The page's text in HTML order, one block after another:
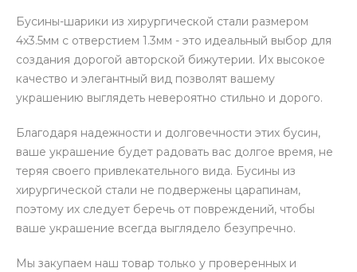
Бусины-шарики из хирургической стали размером
4х3.5мм с отверстием 1.3мм - это идеальный выбор для
создания дорогой авторской бижутерии. Их высокое
качество и элегантный вид позволят вашему
украшению выглядеть невероятно стильно и дорого.
Благодаря надежности и долговечности этих бусин,
ваше украшение будет радовать вас долгое время, не
теряя своего привлекательного вида. Бусины из
хирургической стали не подвержены царапинам,
поэтому их следует беречь от повреждений, чтобы
ваше украшение всегда выглядело безупречно.
Мы закупаем наш товар только у проверенных и